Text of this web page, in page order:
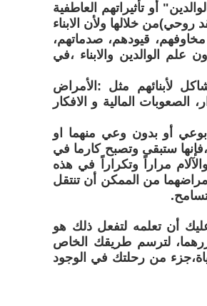
أو تأثيراتهم العاطفية
خلالها ولأن الابناء
مخاوفهم، قيودهم، صدماتهم،
علم الوالدين والابناء ،في
لأبنائهم مثل :الأمراض
الصعوبات المالية و الافكار
أو بدون وعي منهما او
ستبقى وتصبح كارما في
مراراً وتكراراً في هذه
من الممكن أن تنتقل
أن تعلمه لتفعل ذلك هو
لترسم طريقك الخاص
من رحلتك في الوجود